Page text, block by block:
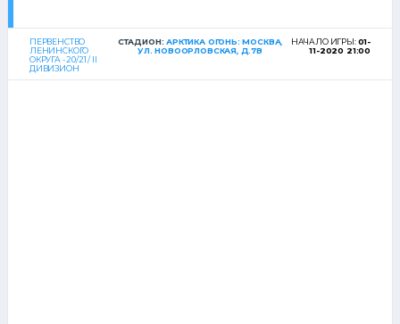
ПЕРВЕНСТВО
ЛЕНИНСКОГО
ОКРУГА - 20/21 / II
ДИВИЗИОН
СТАДИОН:АРКТИКА ОГОНЬ: МОСКВА,
УЛ. НОВООРЛОВСКАЯ, Д.7В
НАЧАЛО ИГРЫ:01-
11-2020 21:00